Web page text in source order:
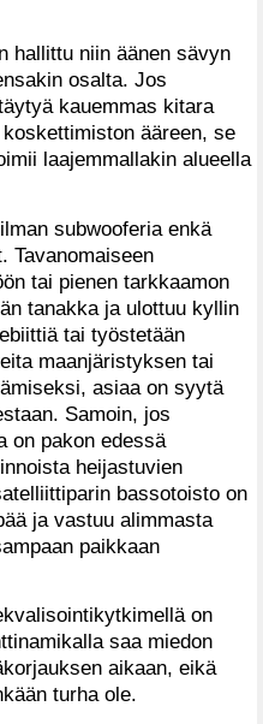
hallittu niin äänen sävyn
osalta. Jos
kauemmas kitara
ääreen, se
laajemmallakin alueella
subwooferia enkä
Tavanomaiseen
tai pienen tarkkaamon
tanakka ja ulottuu kyllin
tai työstetään
maanjäristyksen tai
asiaa on syytä
Samoin, jos
on pakon edessä
heijastuvien
bassotoisto on
ja vastuu alimmasta
paikkaan
on
saa miedon
aikaan, eikä
turha ole.